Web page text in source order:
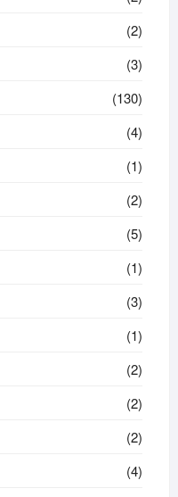
(2)
(3)
(130)
(4)
(1)
(2)
(5)
(1)
(3)
(1)
(2)
(2)
(2)
(4)